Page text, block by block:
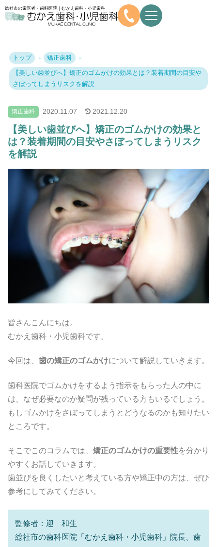
総社市の歯医者・歯科医院｜むかえ歯科・小児歯科
トップ 矯正歯科
【美しい歯並びへ】矯正のゴムかけの効果とは？装着期間の目安や
さぼってしまうリスクを解説
矯正歯科 2020. 11.07 2021. 12.20
【美しい歯並びへ】矯正のゴムかけの効果と
は？装着期間の目安やさぼってしまうリスク
を解説
皆さんこんにちは。
むかえ歯科・小児歯科です。
今回は、 歯の矯正のゴムかけについて解説していきます。
歯科医院でゴムかけをするよう指示をもらった人の中に
は、なぜ必要なのか疑問が残っている方もいるでしょう。
もしゴムかけをさぼってしまうとどうなるのかも知りたい
ところです。
そこでこのコラムでは、 矯正のゴムかけの重要性を分かり
やすくお話していきます。
歯並びを良くしたいと考えている方や矯正中の方は、ぜひ
参考にしてみてください。
監修者：迎 和生
総社市の歯科医院「むかえ歯科・小児歯科」院長、歯